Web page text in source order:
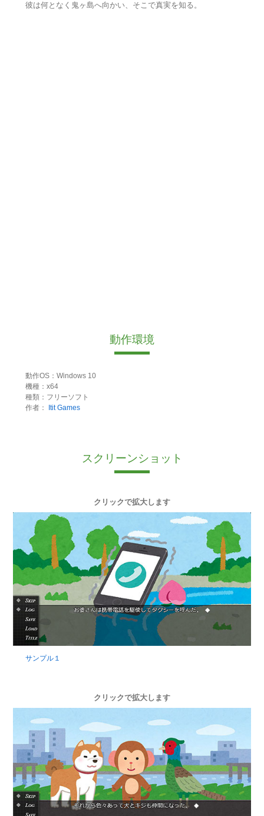
彼は何となく鬼ヶ島へ向かい、そこで真実を知る。
動作環境
動作OS：Windows 10
機種：x64
種類：フリーソフト
作者：
Itit Games
スクリーンショット
クリックで拡大します
サンプル１
クリックで拡大します